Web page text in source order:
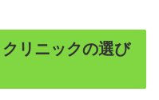
リニックの選び